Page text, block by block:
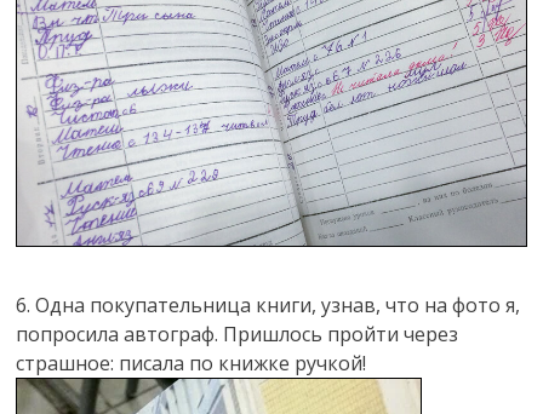
6. Одна покупательница книги, узнав, что на фото я,
попросила автограф. Пришлось пройти через
страшное: писала по книжке ручкой!